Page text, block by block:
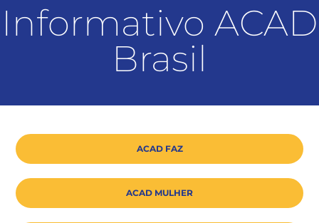
Informativo ACAD
Brasil
ACAD FAZ
ACAD MULHER